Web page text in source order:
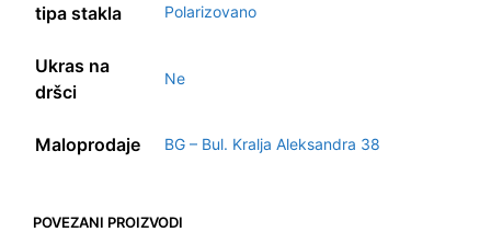
tipa stakla
Polarizovano
Ukras na
dršci
Ne
Maloprodaje BG – Bul. Kralja Aleksandra 38
POVEZANI PROIZVODI